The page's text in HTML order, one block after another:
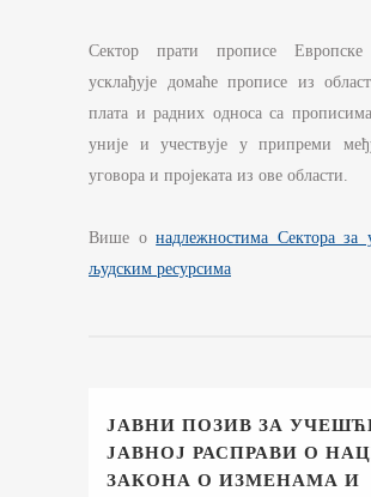
Сектор прати прописе
усклађује домаће прописе из
плата и радних односа са
уније и учествује у припреми
уговора и пројеката из ове области.
Више онадлежностима Сектора за
људским ресурсима
ЈАВНИ ПОЗИВ ЗА
ЈАВНОЈ РАСПРАВИ О
ЗАКОНА О ИЗМЕНАМА И